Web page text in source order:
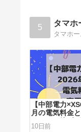
5 タマホ
【中部電力
月の電気料金
マホーム築7年
10日前